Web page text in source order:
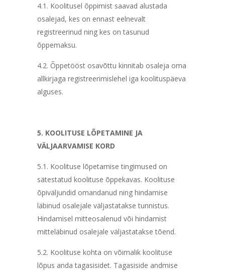
4.1. Koolitusel õppimist saavad alustada
osalejad, kes on ennast eelnevalt
registreerinud ning kes on tasunud
õppemaksu.
4.2. Õppetööst osavõttu kinnitab osaleja oma
allkirjaga registreerimislehel iga koolituspäeva
alguses.
5. KOOLITUSE LÕPETAMINE JA
VÄLJAARVAMISE KORD
5.1. Koolituse lõpetamise tingimused on
sätestatud koolituse õppekavas. Koolituse
õpiväljundid omandanud ning hindamise
läbinud osalejale väljastatakse tunnistus.
Hindamisel mitteosalenud või hindamist
mitteläbinud osalejale väljastatakse tõend.
5.2. Koolituse kohta on võimalik koolituse
lõpus anda tagasisidet. Tagasiside andmise